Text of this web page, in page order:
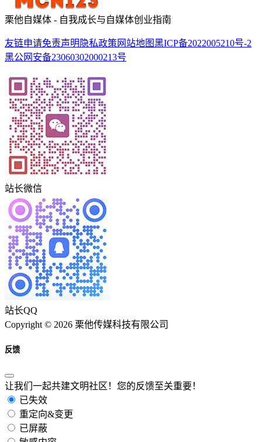
栗他自媒体 - 自我成长与自媒体创业指南
友链申请免责声明 隐私政策 网站地图黑ICP备2022005210号-2
黑公网安备23060302000213号
站长微信
站长QQ
Copyright © 2026 栗他传媒科技有限公司
反馈
让我们一起共建文明社区！您的反馈至关重要！
已失效
重定向&变更
已屏蔽